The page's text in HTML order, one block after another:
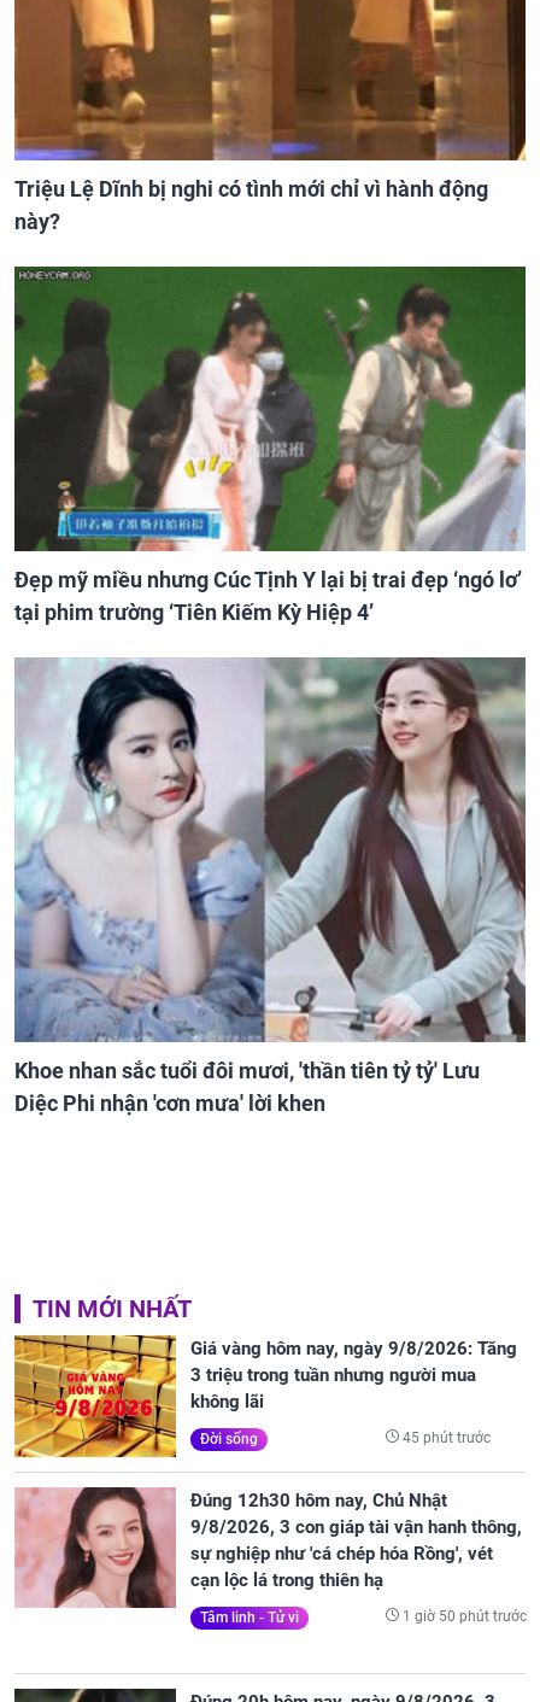
Triệu Lệ Dĩnh bị nghi có tình mới chỉ vì hành động
này?
Đẹp mỹ miều nhưng Cúc Tịnh Y lại bị trai đẹp ‘ngó lơ’
tại phim trường ‘Tiên Kiếm Kỳ Hiệp 4’
Khoe nhan sắc tuổi đôi mươi, 'thần tiên tỷ tỷ' Lưu
Diệc Phi nhận 'cơn mưa' lời khen
TIN MỚI NHẤT
Giá vàng hôm nay, ngày 9/8/2026: Tăng
3 triệu trong tuần nhưng người mua
không lãi
Đời sống 45 phút trước
Đúng 12h30 hôm nay, Chủ Nhật
9/8/2026, 3 con giáp tài vận hanh thông,
sự nghiệp như 'cá chép hóa Rồng', vét
cạn lộc lá trong thiên hạ
Tâm linh - Tử vi 1 giờ 50 phút trước